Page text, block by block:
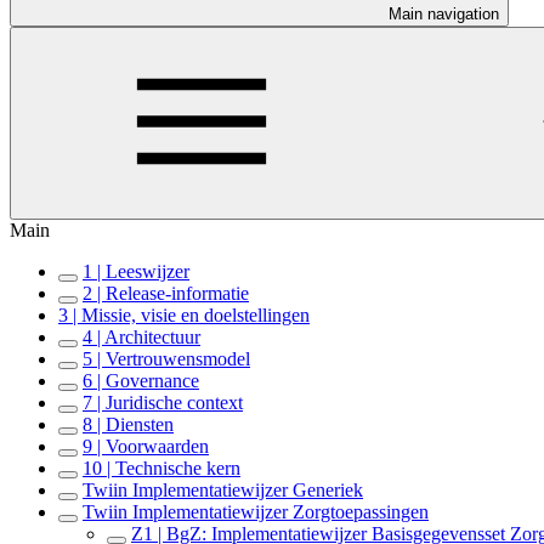
Main navigation
Main
1 | Leeswijzer
2 | Release-informatie
3 | Missie, visie en doelstellingen
4 | Architectuur
5 | Vertrouwensmodel
6 | Governance
7 | Juridische context
8 | Diensten
9 | Voorwaarden
10 | Technische kern
Twiin Implementatiewijzer Generiek
Twiin Implementatiewijzer Zorgtoepassingen
Z1 | BgZ: Implementatiewijzer Basisgegevensset